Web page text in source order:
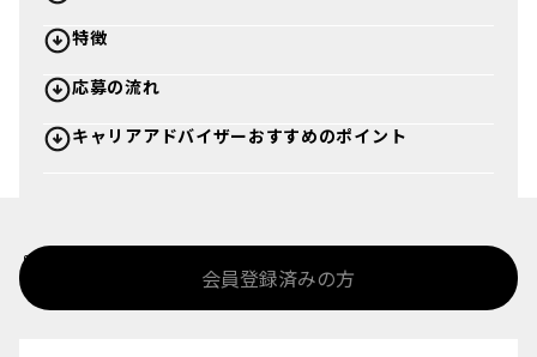
特徴
応募の流れ
キャリアアドバイザーおすすめのポイント
%>
会員登録済みの方